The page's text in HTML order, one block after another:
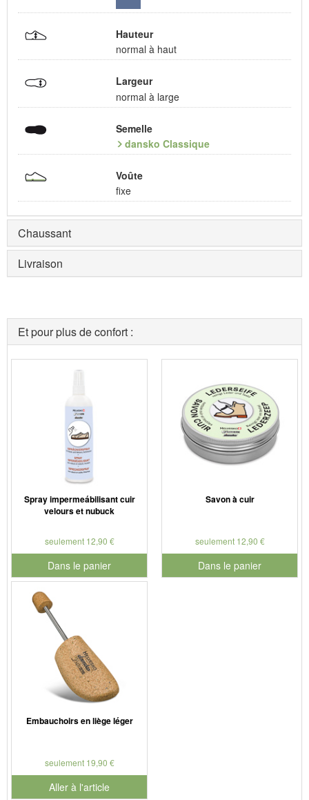
Hauteur
normal à haut
Largeur
normal à large
Semelle
dansko Classique
Voûte
fixe
Chaussant
Livraison
Et pour plus de confort :
Spray impermeábilisant cuir
velours et nubuck
seulement 12,90 €
Dans le panier
pour le numéro de produit 901179
Savon à cuir
seulement 12,90 €
Dans le panier
pour le numéro de produit
Embauchoirs en liège léger
seulement 19,90 €
Aller à l'article